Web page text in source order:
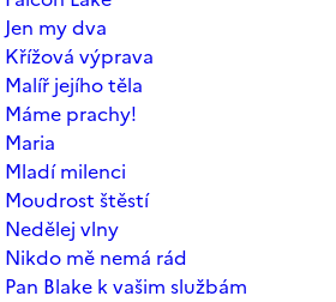
my dva
Křížová výprava
Malíř jejího těla
Máme prachy!
Mladí milenci
Moudrost štěstí
Nedělej vlny
Nikdo mě nemá rád
Blake k vašim službám